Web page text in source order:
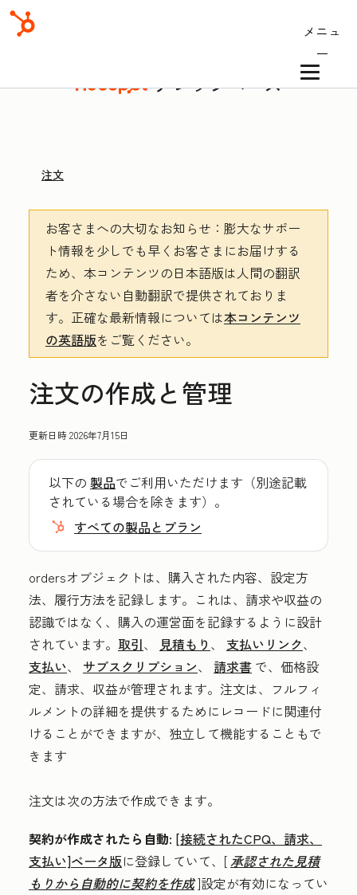
メニュ
ー
ナレッジベース
注文
お客さまへの大切なお知らせ ：膨大なサポー
ト情報を少しでも早くお客さまにお届けする
ため、本コンテンツの日本語版は人間の翻訳
者を介さない自動翻訳で提供されておりま
す。 正確な最新情報については本コンテンツ
の英語版をご覧ください。
注文の作成と管理
更新日時2026年7月15日
以下の 製品でご利用いただけます（別途記載
されている場合を除きます）。
すべての製品とプラン
ordersオブジェクトは、購入された内容、設定方
法、履行方法を記録します。これは、請求や収益の
認識ではなく、購入の運営面を記録するように設計
されています。 取引、 見積もり 、 支払いリンク、
支払い、 サブスクリプション、 請求書 で、価格設
定、請求、収益が管理されます。注文は、フルフィ
ルメントの詳細を提供するためにレコードに関連付
けることができますが、独立して機能することもで
きます
注文は次の方法で作成できます。
契約が作成されたら自動: [接続されたCPQ、請求、
支払い]ベータ版に登録していて、[承認された見積
もりから自動的に契約を作成]設定が有効になってい